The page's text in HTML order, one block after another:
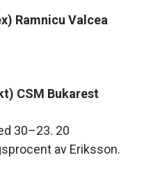
Ramnicu Valcea
CSM Bukarest
30–23. 20
av Eriksson.